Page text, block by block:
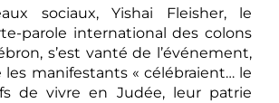
sociaux, Yishai Fleisher, le
parole international des colons
s’est vanté de l’événement,
les manifestants « célébraient… le
de vivre en Judée, leur patrie